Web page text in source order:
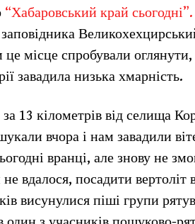
“Хабаровський край сьогодні”.
заповідника
місце спробували оглянути,
завадила низька хмарність.
13 кілометрів від селища
вчора і нам завадили
вранці, але знову не
вдалося, посадити
висунулися піші групи